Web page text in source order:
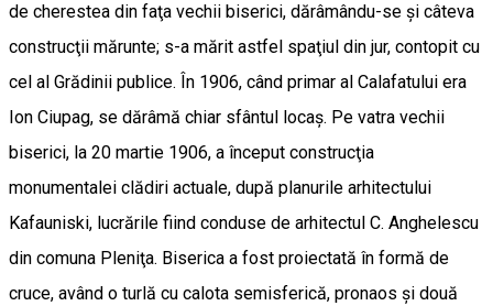
de cherestea din faţa vechii biserici, dărâ­mân­du-se şi câteva
construcţii mărunte; s-a mărit astfel spaţiul din jur, contopit cu
cel al Grădinii publice. În 1906, când primar al Calafatului era
Ion Ciupag, se dărâmă chiar sfântul locaş. Pe vatra vechii
biserici, la 20 martie 1906, a început construcţia
monumentalei clădiri actuale, după planurile arhitectului
Kafauniski, lucrările fiind conduse de arhitectul C. Anghelescu
din comuna Pleniţa. Biserica a fost proiectată în formă de
cruce, având o turlă cu calota semisferică, pronaos şi două